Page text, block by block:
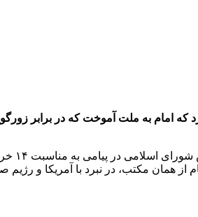
امام به ملت آموخت که در برابر
به
همان مکتب، در نبرد با آمریکا و رژیم